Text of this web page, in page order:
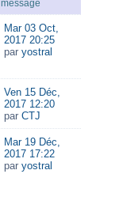
message
Mar 03 Oct,
2017 20:25
par yostral
Ven 15 Déc,
2017 12:20
par CTJ
Mar 19 Déc,
2017 17:22
par yostral